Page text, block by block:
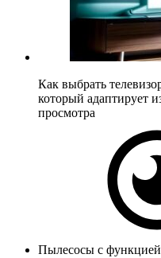
Как выбрать
который адаптирует
просмотра
Пылесосы с